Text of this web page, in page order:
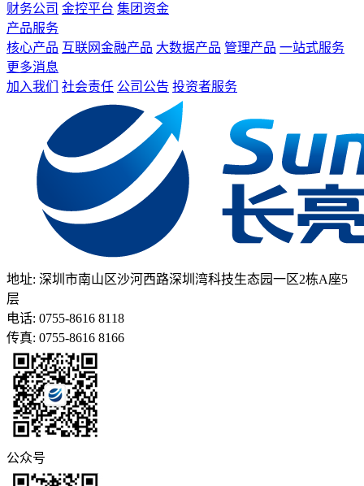
财务公司 金控平台 集团资金
产品服务
核心产品 互联网金融产品 大数据产品 管理产品 一站式服务
更多消息
加入我们
社会责任 公司公告 投资者服务
地址: 深圳市南山区沙河西路深圳湾科技生态园一区2栋A座5
层
电话: 0755-8616 8118
传真: 0755-8616 8166
公众号